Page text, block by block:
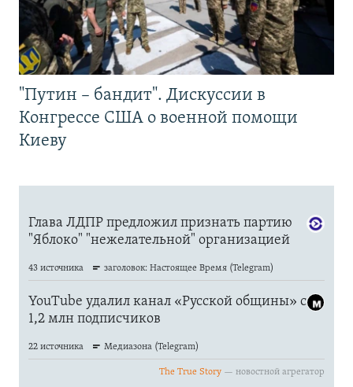
"Путин – бандит". Дискуссии в
Конгрессе США о военной помощи
Киеву